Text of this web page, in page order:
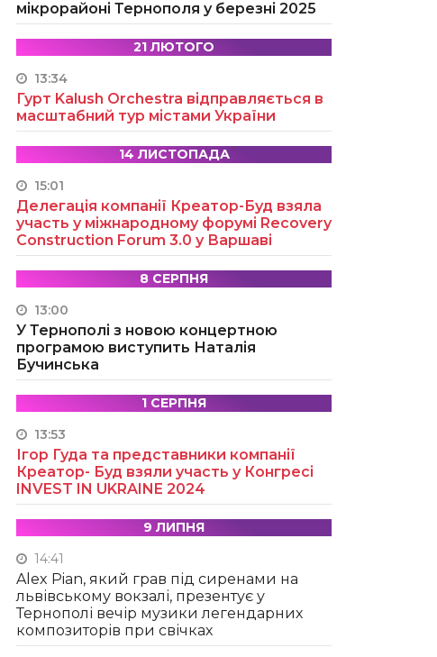
мікрорайоні Тернополя у березні 2025
21 ЛЮТОГО
13:34
Гурт Kalush Orchestra відправляється в
масштабний тур містами України
14 ЛИСТОПАДА
15:01
Делегація компанії Креатор-Буд взяла
участь у міжнародному форумі Recovery
Construction Forum 3.0 у Варшаві
8 СЕРПНЯ
13:00
У Тернополі з новою концертною
програмою виступить Наталія
Бучинська
1 СЕРПНЯ
13:53
Ігор Гуда та представники компанії
Креатор- Буд взяли участь у Конгресі
INVEST IN UKRAINE 2024
9 ЛИПНЯ
14:41
Alex Pian, який грав під сиренами на
львівському вокзалі, презентує у
Тернополі вечір музики легендарних
композиторів при свічках